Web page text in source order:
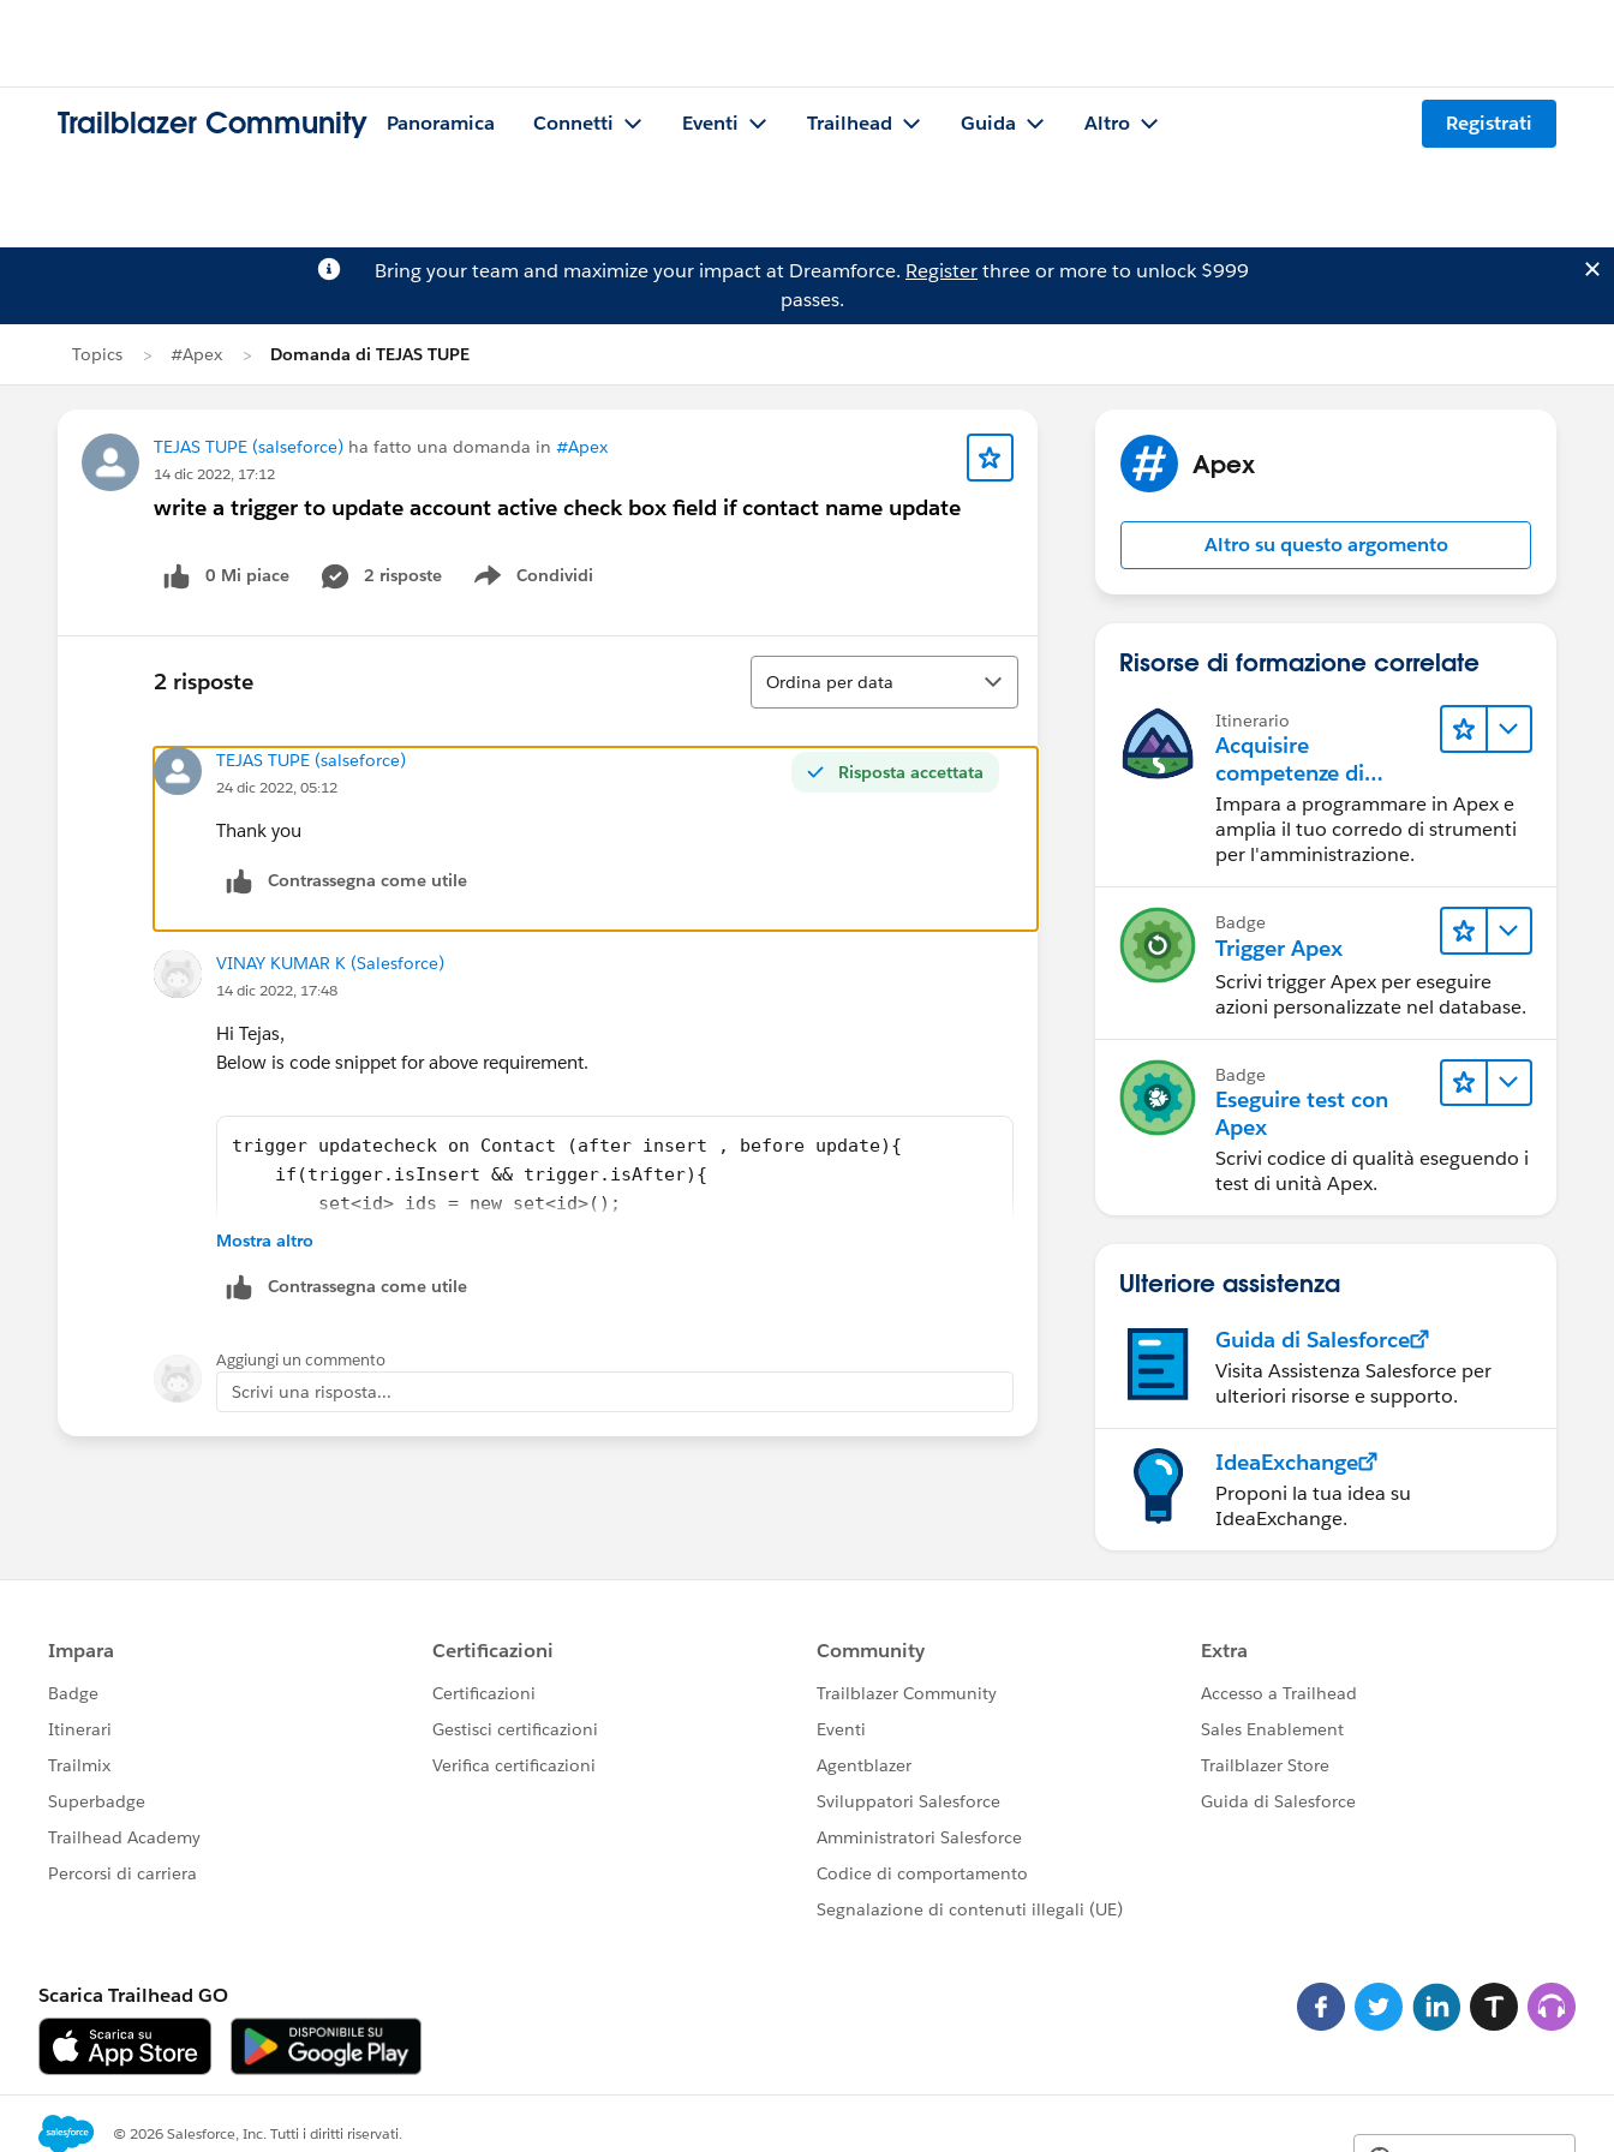
Trailblazer Community Panoramica Connetti Eventi Trailhead Guida Altro Registrati
Bring your team and maximize your impact at Dreamforce. Registerthree or more to unlock $999
passes.
Topics #Apex Domanda di TEJAS TUPE
TEJAS TUPE (salseforce) ha fatto una domanda in #Apex
14 dic 2022, 17:12
write a trigger to update account active check box field if contact name update
0 Mi piace 2 risposte Condividi
Show menu
2 risposte
Ordina
Ordina per data
Risposta accettata
TEJAS TUPE (salseforce)
24 dic 2022, 05:12
Thank you
Contrassegna come utile
VINAY KUMAR K (Salesforce)
14 dic 2022, 17:48
Hi Tejas,
Below is code snippet for above requirement.
trigger updatecheck on Contact (after insert , before update){
    if(trigger.isInsert && trigger.isAfter){
        set<id> ids = new set<id>();
        for(contact con: trigger.new){
                ids.add(con.accountid);
        list<account> acclist = [select id,name,Contact_Created__c from account where id in: ids];
        for(contact con : trigger.new){
            for(account acc: acclist){
        }
Please mark as Best Answer if above information was helpful.
Mostra altro
Contrassegna come utile
Aggiungi un commento
Scrivi una risposta...
Apex
Altro su questo argomento
Risorse di formazione correlate
Itinerario
Acquisire
competenze di
programmazione in
Apex
Impara a programmare in Apex e
amplia il tuo corredo di strumenti
per l'amministrazione.
Badge
Trigger Apex
Scrivi trigger Apex per eseguire
azioni personalizzate nel database.
Badge
Eseguire test con
Apex
Scrivi codice di qualità eseguendo i
test di unità Apex.
Ulteriore assistenza
Guida di Salesforce
Visita Assistenza Salesforce per
ulteriori risorse e supporto.
IdeaExchange
Proponi la tua idea su
IdeaExchange.